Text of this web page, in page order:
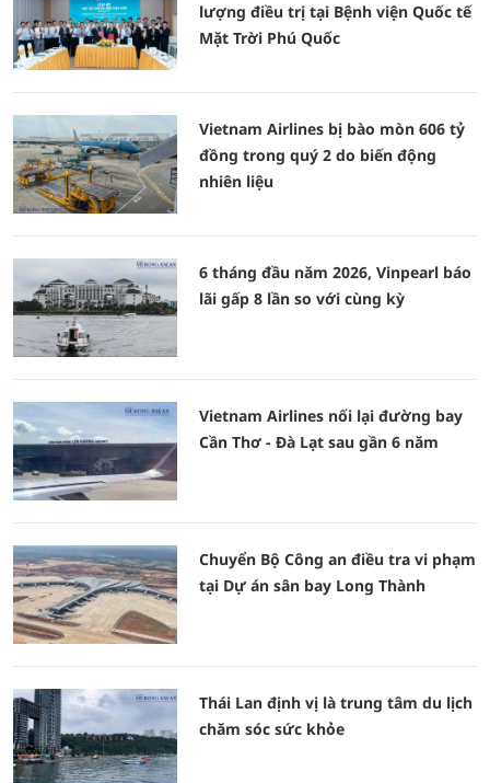
lượng điều trị tại Bệnh viện Quốc tế
Mặt Trời Phú Quốc
Vietnam Airlines bị bào mòn 606 tỷ
đồng trong quý 2 do biến động
nhiên liệu
6 tháng đầu năm 2026, Vinpearl báo
lãi gấp 8 lần so với cùng kỳ
Vietnam Airlines nối lại đường bay
Cần Thơ - Đà Lạt sau gần 6 năm
Chuyển Bộ Công an điều tra vi phạm
tại Dự án sân bay Long Thành
Thái Lan định vị là trung tâm du lịch
chăm sóc sức khỏe